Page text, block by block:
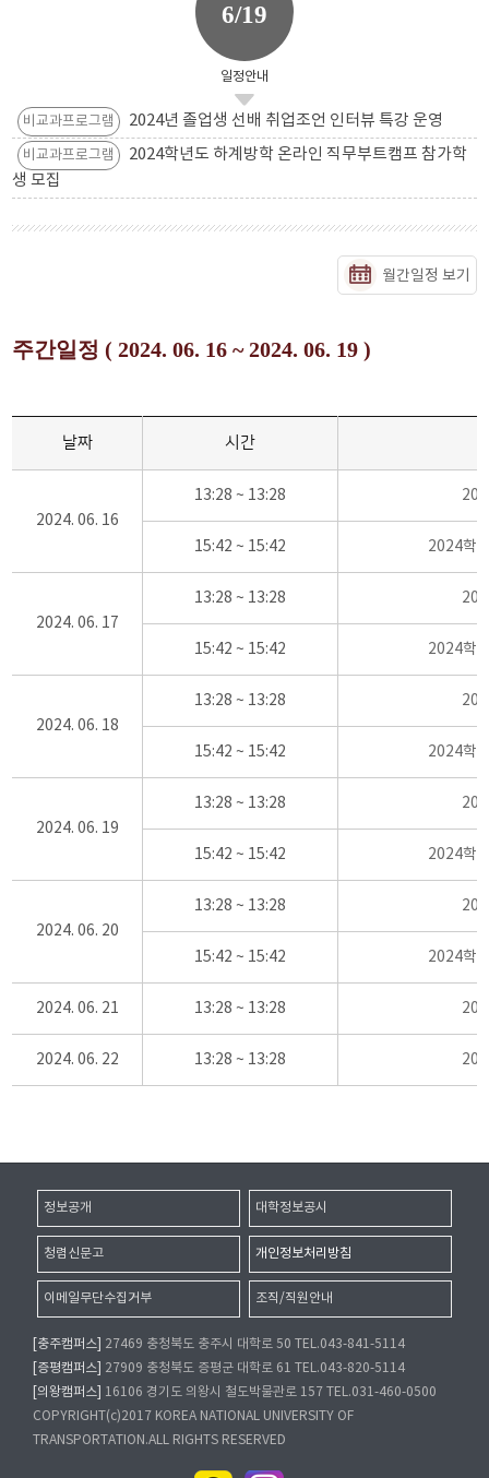
6/19
일정안내
비교과프로그램 2024년 졸업생 선배 취업조언 인터뷰 특강 운영
비교과프로그램
2024학년도 하계방학 온라인 직무부트캠프 참가학
생 모집
월간일정 보기
주간일정 ( 2024. 06. 16 ~ 2024. 06. 19 )
날짜 시간
2024. 06. 16
13:28 ~ 13:28
15:42 ~ 15:42 2024학
2024. 06. 17
13:28 ~ 13:28
15:42 ~ 15:42 2024학
2024. 06. 18
13:28 ~ 13:28
15:42 ~ 15:42 2024학
2024. 06. 19
13:28 ~ 13:28
15:42 ~ 15:42 2024학
2024. 06. 20
13:28 ~ 13:28
15:42 ~ 15:42 2024학
2024. 06. 21 13:28 ~ 13:28
2024. 06. 22 13:28 ~ 13:28
정보공개 대학정보공시
청렴신문고 개인정보처리방침
이메일무단수집거부 조직/직원안내
[충주캠퍼스]
27469 충청북도 충주시 대학로 50 TEL.043-841-5114
[증평캠퍼스]
27909 충청북도 증평군 대학로 61 TEL.043-820-5114
[의왕캠퍼스]
16106 경기도 의왕시 철도박물관로 157 TEL.031-460-0500
COPYRIGHT(c)2017 KOREA NATIONAL UNIVERSITY OF
TRANSPORTATION.ALL RIGHTS RESERVED